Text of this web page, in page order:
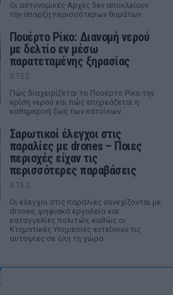
Οι αστυνομικές Αρχές δεν αποκλείουν
την ύπαρξη περισσότερων θυμάτων
Πουέρτο Ρίκο: Διανομή νερού
με δελτίο εν μέσω
παρατεταμένης ξηρασίας
ΧΤΕΣ
Πώς διαχειρίζεται το Πουέρτο Ρίκο την
κρίση νερού και πώς επηρεάζεται η
καθημερινή ζωή των κατοίκων
Σαρωτικοί έλεγχοι στις
παραλίες με drones – Ποιες
περιοχές είχαν τις
περισσότερες παραβάσεις
ΧΤΕΣ
Οι έλεγχοι στις παραλίες συνεχίζονται με
drones, ψηφιακά εργαλεία και
καταγγελίες πολιτών, καθώς οι
Κτηματικές Υπηρεσίες εντείνουν τις
αυτοψίες σε όλη τη χώρα